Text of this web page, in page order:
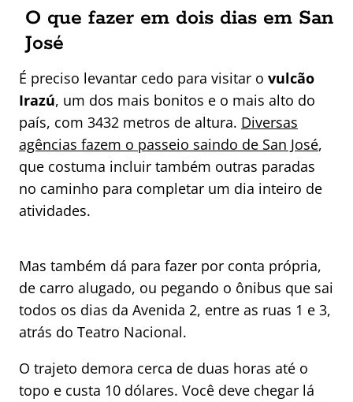
O que fazer em dois dias em San
José
É preciso levantar cedo para visitar o vulcão
Irazú, um dos mais bonitos e o mais alto do
país, com 3432 metros de altura. Diversas
agências fazem o passeio saindo de San José,
que costuma incluir também outras paradas
no caminho para completar um dia inteiro de
atividades.
Mas também dá para fazer por conta própria,
de carro alugado, ou pegando o ônibus que sai
todos os dias da Avenida 2, entre as ruas 1 e 3,
atrás do Teatro Nacional.
O trajeto demora cerca de duas horas até o
topo e custa 10 dólares. Você deve chegar lá